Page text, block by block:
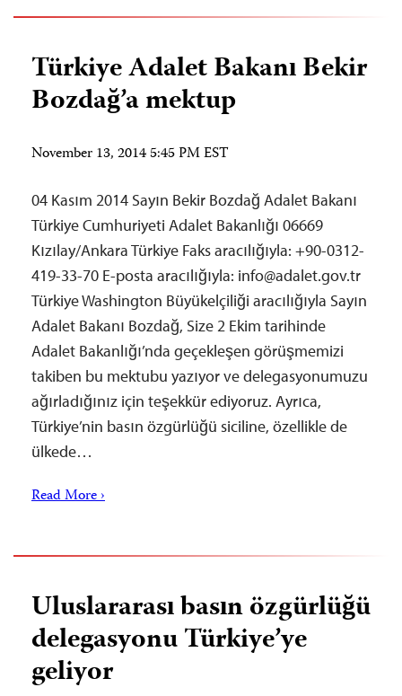
Türkiye Adalet Bakanı Bekir
Bozdağ’a mektup
November 13, 2014 5:45 PM EST
04 Kasım 2014 Sayın Bekir Bozdağ Adalet Bakanı
Türkiye Cumhuriyeti Adalet Bakanlığı 06669
Kızılay/Ankara Türkiye Faks aracılığıyla: +90-0312-
419-33-70 E-posta aracılığıyla: info@adalet.gov.tr
Türkiye Washington Büyükelçiliği aracılığıyla Sayın
Adalet Bakanı Bozdağ, Size 2 Ekim tarihinde
Adalet Bakanlığı’nda geçekleşen görüşmemizi
takiben bu mektubu yazıyor ve delegasyonumuzu
ağırladığınız için teşekkür ediyoruz. Ayrıca,
Türkiye’nin basın özgürlüğü siciline, özellikle de
ülkede…
Read More ›
Uluslararası basın özgürlüğü
delegasyonu Türkiye’ye
geliyor